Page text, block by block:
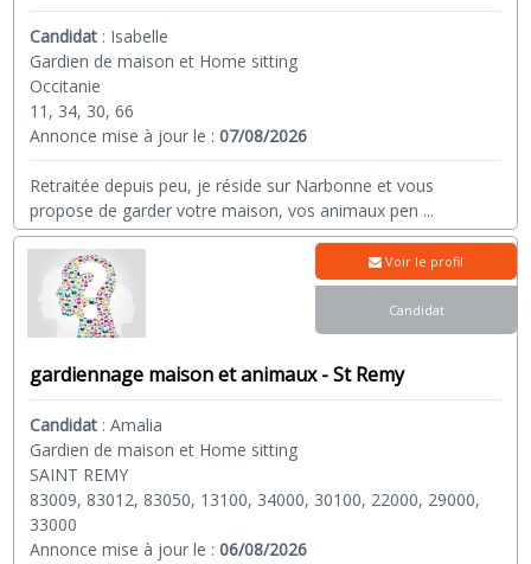
Candidat : Isabelle
Gardien de maison et Home sitting
Occitanie
11, 34, 30, 66
Annonce mise à jour le :07/08/2026
Retraitée depuis peu, je réside sur Narbonne et vous
propose de garder votre maison, vos animaux pen ...
gardiennage maison et animaux - St Remy
Candidat :Amalia
Gardien de maison et Home sitting
SAINT REMY
83009, 83012, 83050, 13100, 34000, 30100, 22000, 29000,
33000
Annonce mise à jour le :06/08/2026
Voir le profil
Candidat